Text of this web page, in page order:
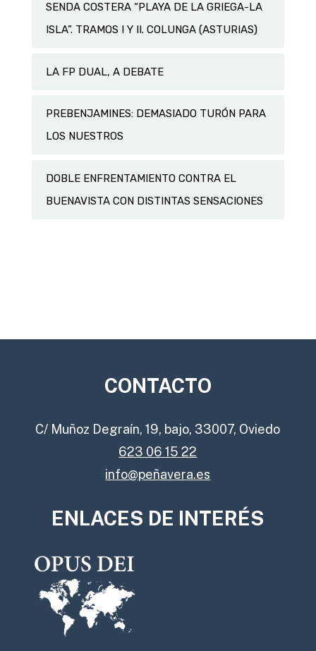
SENDA COSTERA “PLAYA DE LA GRIEGA-LA
ISLA”. TRAMOS I Y II. COLUNGA (ASTURIAS)
LA FP DUAL, A DEBATE
PREBENJAMINES: DEMASIADO TURÓN PARA
LOS NUESTROS
DOBLE ENFRENTAMIENTO CONTRA EL
BUENAVISTA CON DISTINTAS SENSACIONES
CONTACTO
C/ Muñoz Degraín, 19, bajo, 33007, Oviedo
623 06 15 22
info@peñavera.es
ENLACES DE INTERÉS